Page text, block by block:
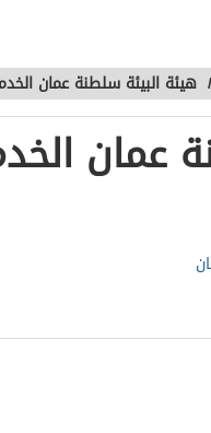
/ هيئة البيئة سلطنة عمان
عمان